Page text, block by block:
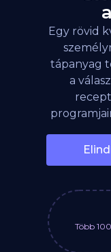
Egy rövid
tápanyag
a
Több